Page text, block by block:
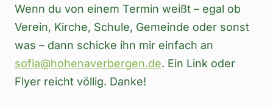
Wenn du von einem Termin weißt – egal ob
Verein, Kirche, Schule, Gemeinde oder sonst
was – dann schicke ihn mir einfach an
sofia@hohenaverbergen.de. Ein Link oder
Flyer reicht völlig. Danke!